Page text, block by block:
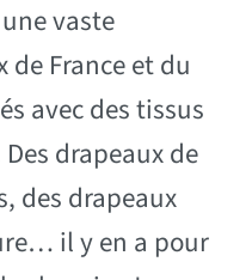
vaste
France et du
avec des tissus
drapeaux de
des drapeaux
il y en a pour